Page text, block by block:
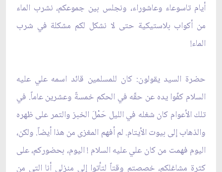
أيام تاسوعاء وعاشوراء، ونجلس بين جموعكم، نشرب الماء
من أكواب بلاستيكية حتى لا نشكل لكم مشكلة في شرب
الماء!
حضرة السيد يقولون: كان للمسلمين قائد اسمه علي عليه
السلام كفّوا يده عن حقّه في الحكم خمسةً وعشرين عاماً. في
تلك الأعوام كان شغله في الليل حَمْلَ الخبز والتمر على ظهره
والذهاب إلى بيوت الأيتام. لم أفهم المغزى من هذا أيضاً. ولكن،
اليوم فهمت من كان علي عليه السلام ! اليوم، بحضوركم، على
كثرة مشاغلكم، خصصتم وقتاً لتأتوا إلى منزلي أنا التي من